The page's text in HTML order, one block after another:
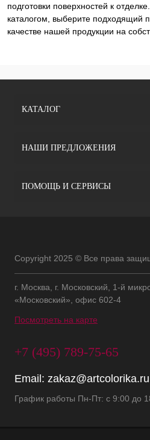
подготовки поверхностей к
каталогом, выберите подходящий
качестве нашей продукции на
КАТАЛОГ
НАШИ ПРЕДЛОЖЕНИЯ
ПОМОЩЬ И СЕРВИСЫ
Copyright 2025 © Все права
г. Москва, г. Московский, 1-й
«Московский», офис 602-4
Посмотреть на карте
+7 (495) 789-75-65
Email: zakaz@artcolorika.ru
График работы Пн-Пт: с 9:00 до